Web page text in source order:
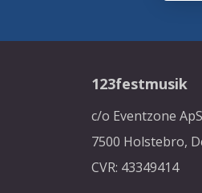
123festmusik
c/o Eventzone
7500 Holstebro,
CVR: 43349414